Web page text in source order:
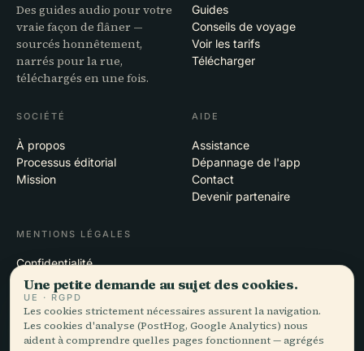
Des guides audio pour votre
vraie façon de flâner —
sourcés honnêtement,
narrés pour la rue,
téléchargés en une fois.
Guides
Conseils de voyage
Voir les tarifs
Télécharger
SOCIÉTÉ
À propos
Processus éditorial
Mission
AIDE
Assistance
Dépannage de l'app
Contact
Devenir partenaire
MENTIONS LÉGALES
Confidentialité
Conditions
Paramètres des cookies
Supprimer le compte
Une petite demande au sujet des cookies.
UE · RGPD
Les cookies strictement nécessaires assurent la navigation.
Les cookies d'analyse (PostHog, Google Analytics) nous
aident à comprendre quelles pages fonctionnent — agrégés